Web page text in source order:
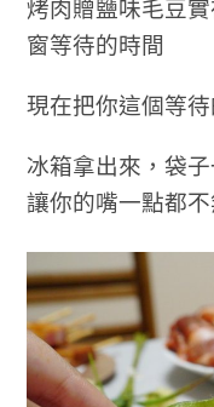
烤肉贈鹽味毛豆
窗等待的時間
現在把你這個等
冰箱拿出來，袋
讓你的嘴一點都